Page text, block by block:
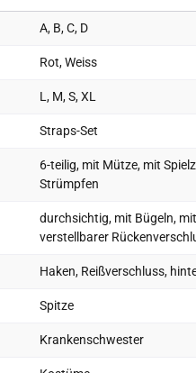
A, B, C, D
Rot, Weiss
L, M, S, XL
Straps-Set
6-teilig, mit Mütze, mit
Strümpfen
durchsichtig, mit Bügeln,
verstellbarer
Haken, Reißverschluss,
Spitze
Krankenschwester